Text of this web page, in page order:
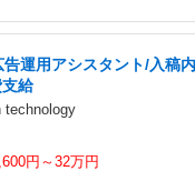
運用アシスタント/入稿
支給
technology
円～32万円